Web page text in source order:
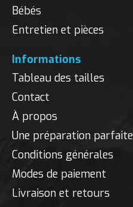
Bébés
Entretien et pièces
Informations
Tableau des tailles
Contact
À propos
Une préparation parfaite
Conditions générales
Modes de paiement
Livraison et retours